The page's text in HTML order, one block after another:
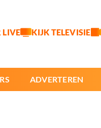
LIVE KIJK TELEVISIE
ADVERTEREN